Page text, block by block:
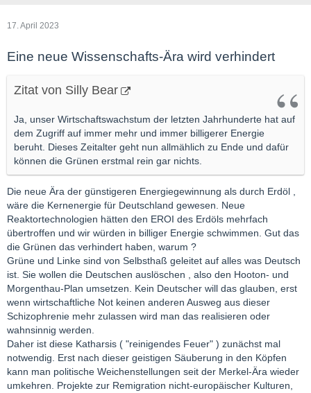
17. April 2023
Eine neue Wissenschafts-Ära wird verhindert
Zitat von Silly Bear
Ja, unser Wirtschaftswachstum der letzten Jahrhunderte hat auf
dem Zugriff auf immer mehr und immer billigerer Energie
beruht. Dieses Zeitalter geht nun allmählich zu Ende und dafür
können die Grünen erstmal rein gar nichts.
Die neue Ära der günstigeren Energiegewinnung als durch Erdöl ,
wäre die Kernenergie für Deutschland gewesen. Neue
Reaktortechnologien hätten den EROI des Erdöls mehrfach
übertroffen und wir würden in billiger Energie schwimmen. Gut das
die Grünen das verhindert haben, warum ?
Grüne und Linke sind von Selbsthaß geleitet auf alles was Deutsch
ist. Sie wollen die Deutschen auslöschen , also den Hooton- und
Morgenthau-Plan umsetzen. Kein Deutscher will das glauben, erst
wenn wirtschaftliche Not keinen anderen Ausweg aus dieser
Schizophrenie mehr zulassen wird man das realisieren oder
wahnsinnig werden.
Daher ist diese Katharsis ( "reinigendes Feuer" ) zunächst mal
notwendig. Erst nach dieser geistigen Säuberung in den Köpfen
kann man politische Weichenstellungen seit der Merkel-Ära wieder
umkehren. Projekte zur Remigration nicht-europäischer Kulturen,